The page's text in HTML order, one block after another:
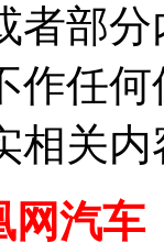
者部
作任
相关内
汽车